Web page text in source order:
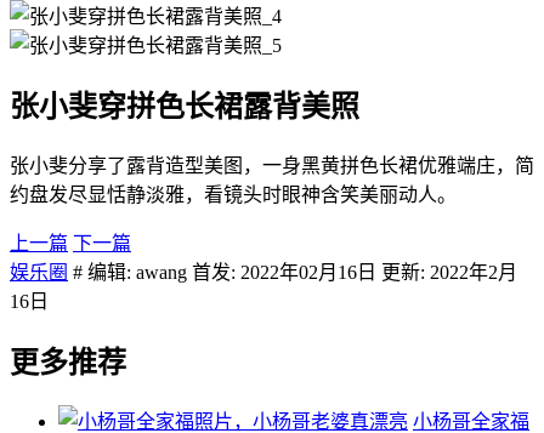
张小斐穿拼色长裙露背美照
张小斐分享了露背造型美图，一身黑黄拼色长裙优雅端庄，简
约盘发尽显恬静淡雅，看镜头时眼神含笑美丽动人。
上一篇 下一篇
娱乐圈 # 编辑: awang 首发: 2022年02月16日 更新: 2022年2月
16日
更多推荐
小杨哥全家福